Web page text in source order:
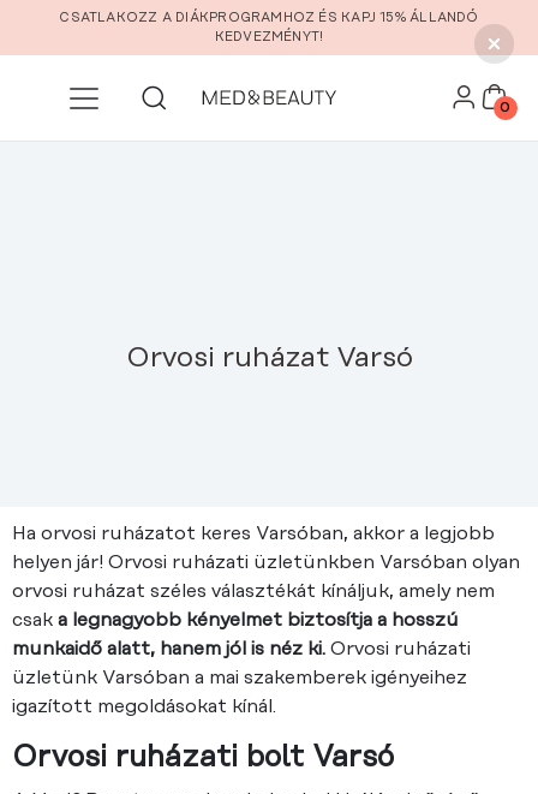
Ugrás a fő tartalomra
CSATLAKOZZ A DIÁKPROGRAMHOZ ÉS KAPJ 15% ÁLLANDÓ
KEDVEZMÉNYT!
0
Orvosi ruházat Varsó
Ha orvosi ruházatot keres Varsóban, akkor a legjobb
helyen jár! Orvosi ruházati üzletünkben Varsóban olyan
orvosi ruházat széles választékát kínáljuk, amely nem
csak a legnagyobb kényelmet biztosítja a hosszú
munkaidő alatt, hanem jól is néz ki. Orvosi ruházati
üzletünk Varsóban a mai szakemberek igényeihez
igazított megoldásokat kínál.
Orvosi ruházati bolt Varsó